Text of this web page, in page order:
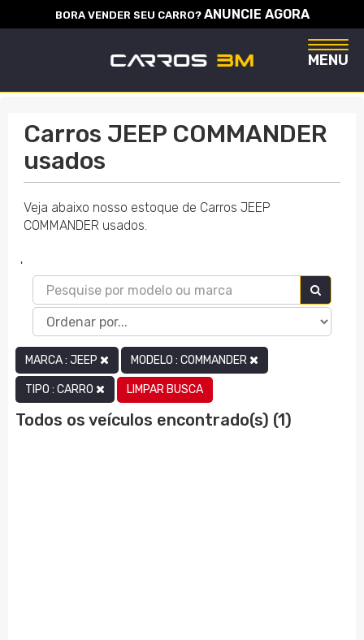
BORA VENDER SEU CARRO? ANUNCIE AGORA
MENU
Carros JEEP COMMANDER
usados
Veja abaixo nosso estoque de Carros JEEP
COMMANDER usados.
'
MARCA : JEEP MODELO : COMMANDER
TIPO : CARRO LIMPAR BUSCA
Todos os veículos encontrado(s) (1)